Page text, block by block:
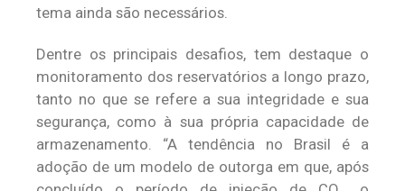
tema ainda são necessários.
Dentre os principais desafios, tem destaque o
monitoramento dos reservatórios a longo prazo,
tanto no que se refere a sua integridade e sua
segurança, como à sua própria capacidade de
armazenamento. “A tendência no Brasil é a
adoção de um modelo de outorga em que, após